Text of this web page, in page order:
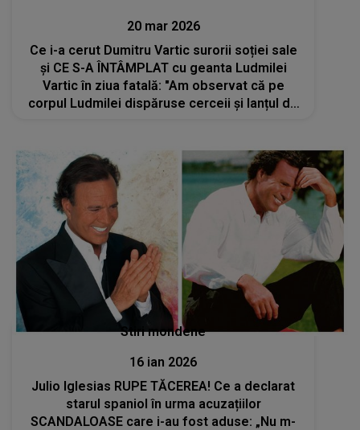
20 mar 2026
Ce i-a cerut Dumitru Vartic surorii soției sale
și CE S-A ÎNTÂMPLAT cu geanta Ludmilei
Vartic în ziua fatală: "Am observat că pe
corpul Ludmilei dispăruse cerceii și lanțul de
Stiri mondene
16 ian 2026
Julio Iglesias RUPE TĂCEREA! Ce a declarat
starul spaniol în urma acuzațiilor
SCANDALOASE care i-au fost aduse: „Nu m-